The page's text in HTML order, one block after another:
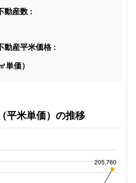
動産数 :
動産平米価格 :
単価）
平米単価）の推移
205,760